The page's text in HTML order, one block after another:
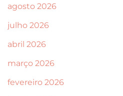
agosto 2026
julho 2026
abril 2026
março 2026
fevereiro 2026